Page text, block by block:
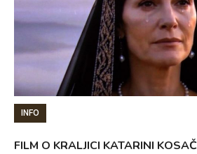
INFO
FILM O KRALJICI KATARINI